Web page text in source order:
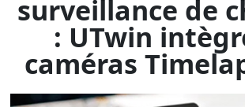
surveillance de
: UTwin
caméras